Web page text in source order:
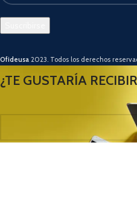
Ofideusa 2023. Todos los derechos
¿TE GUSTARÍA